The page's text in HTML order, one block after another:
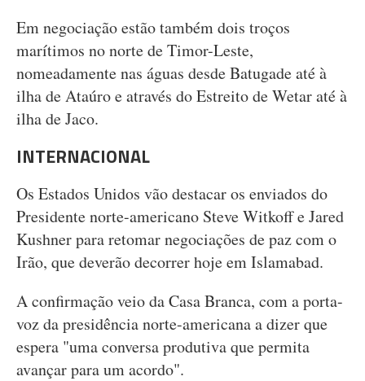
Em negociação estão também dois troços
marítimos no norte de Timor-Leste,
nomeadamente nas águas desde Batugade até à
ilha de Ataúro e através do Estreito de Wetar até à
ilha de Jaco.
INTERNACIONAL
Os Estados Unidos vão destacar os enviados do
Presidente norte-americano Steve Witkoff e Jared
Kushner para retomar negociações de paz com o
Irão, que deverão decorrer hoje em Islamabad.
A confirmação veio da Casa Branca, com a porta-
voz da presidência norte-americana a dizer que
espera "uma conversa produtiva que permita
avançar para um acordo".